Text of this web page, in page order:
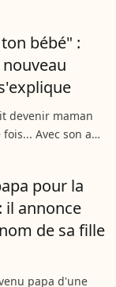
de son
qui a ravi ses
bébé" :
nouveau
devenir maman
Avec son ami
Glee, Jonathan
à son...
pour la
il annonce
de sa fille
papa d'une